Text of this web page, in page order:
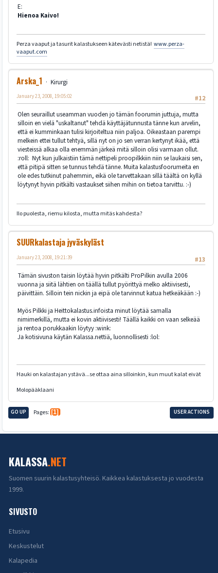
E:
Hienoa Kaivo!
Perza vaaput ja tasurit kalastukseen kätevästi netistä! www.perza-
vaaput.com
Arska_1
Kirurgi
#12
January 23, 2008, 19:05:02
Olen seuraillut useamman vuoden jo tämän foorumin juttuja, mutta
silloin en vielä "uskaltanut" tehdä käyttäjätunnusta tänne kun arvelin,
että ei kumminkaan tulisi kirjoiteltua niin paljoa. Oikeastaan parempi
melkein ettei tullut tehtyä, sillä nyt on jo sen verran kertynyt ikää, että
viesteissä alkaa olla enemmän järkeä mitä silloin olisi varmaan ollut.
:roll: Nyt kun julkaistiin tämä nettipeli proopilkkiin niin se laukaisi sen,
että pitipä sitten se tunnus tehdä tänne. Muita kalastusfoorumeita en
ole edes tutkinut pahemmin, eikä ole tarvettakaan sillä täältä on kyllä
löytynyt hyvin pitkälti vastaukset siihen mihin on tietoa tarvittu. :-)
Ilo puolesta, riemu kilosta, mutta mitäs kahdesta?
SUURkalastaja jyväskyläst
#13
January 23, 2008, 19:21:39
Tämän sivuston taisin löytää hyvin pitkälti ProPilkin avulla 2006
vuonna ja siitä lähtien on täällä tullut pyörittyä melko aktiivisesti,
päivittäin. Silloin tein nickin ja eipä ole tarvinnut katua hetkeäkään :-)
Myös Pilkki ja Heittokalastus.infoista minut löytää samalla
nimimerkillä, mutta ei kovin aktiivisesti! Täällä kaikki on vaan selkeää
ja rentoa porukkaakin löytyy :wink:
Ja kotisivuna käytän Kalassa.nettiä, luonnollisesti :lol:
Hauki on kalastajan ystävä...se ottaa aina silloinkin, kun muut kalat eivät
Molopääklaani
GO UP Pages 1 USER ACTIONS
KALASSA.NET
Suomen suurin kalastusyhteisö. Kaikkea kalastuksesta jo vuodesta
1999.
SIVUSTO
Etusivu
Keskustelut
Kalapedia